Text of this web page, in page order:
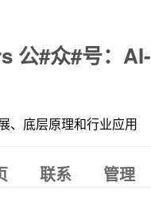
公#众#号：AI-
、底层原理和行业应用
联系 管理